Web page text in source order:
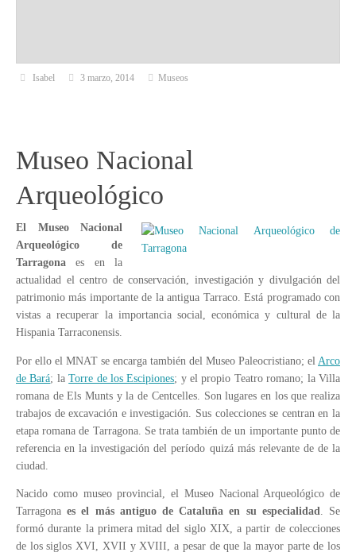
Isabel 3 marzo, 2014 Museos
Museo Nacional
Arqueológico
El Museo Nacional
Arqueológico de
Tarragona es en la
actualidad el centro de conservación, investigación y divulgación del
patrimonio más importante de la antigua Tarraco. Está programado con
vistas a recuperar la importancia social, económica y cultural de la
Hispania Tarraconensis.
Por ello el MNAT se encarga también del Museo Paleocristiano; el Arco
de Bará; laTorre de los Escipiones; y el propio Teatro romano; la Villa
romana de Els Munts y la de Centcelles. Son lugares en los que realiza
trabajos de excavación e investigación. Sus colecciones se centran en la
etapa romana de Tarragona. Se trata también de un importante punto de
referencia en la investigación del período quizá más relevante de de la
ciudad.
Nacido como museo provincial, el Museo Nacional Arqueológico de
Tarragonaes el más antiguo de Cataluña en su especialidad. Se
formó durante la primera mitad del siglo XIX, a partir de colecciones
de los siglos XVI, XVII y XVIII, a pesar de que la mayor parte de los